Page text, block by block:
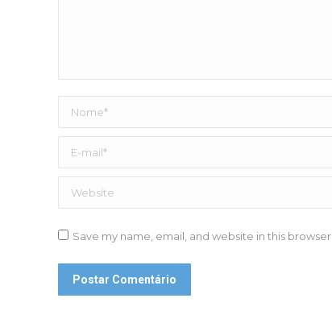
Nome *
E-mail *
Website
Save my name, email, and website in this
Postar Comentário